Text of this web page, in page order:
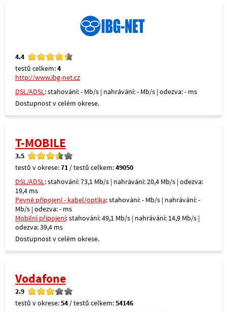
4.4
testů celkem:4
http://www.ibg-net.cz
DSL/ADSL: stahování: - Mb/s | nahrávání: - Mb/s | odezva: - ms
Dostupnost v celém okrese.
T-MOBILE
3.5
testů v okrese:71 / testů celkem:49050
DSL/ADSL: stahování: 73,1 Mb/s | nahrávání: 20,4 Mb/s | odezva:
19,4 ms
Pevné připojení - kabel/optika: stahování: - Mb/s | nahrávání: -
Mb/s | odezva: - ms
Mobilní připojení: stahování: 49,1 Mb/s | nahrávání: 14,9 Mb/s |
odezva: 39,4 ms
Dostupnost v celém okrese.
Vodafone
2.9
testů v okrese:54 / testů celkem:54146